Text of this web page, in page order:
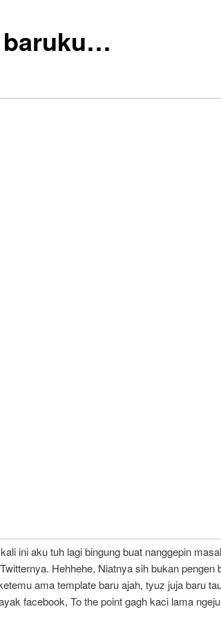
baruku…
ini aku tuh lagi bingung buat nanggepin
Hehhehe, Niatnya sih bukan pengen
ama template baru ajah, tyuz juja baru
facebook, To the point gagh kaci lama